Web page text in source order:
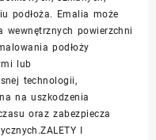
podłoża. Emalia może
powierzchni
podłoży
lub
technologii,
na uszkodzenia
oraz zabezpiecza
I